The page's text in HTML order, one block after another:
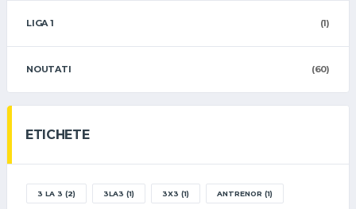
LIGA 1 (1)
NOUTATI (60)
ETICHETE
3 LA 3 (2) 3LA3 (1) 3X3 (1) ANTRENOR (1)